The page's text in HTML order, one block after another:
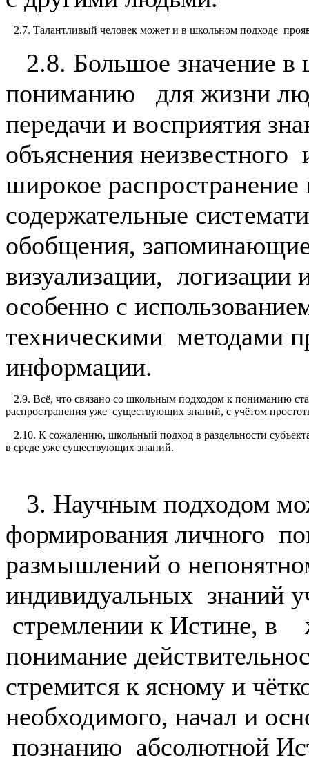
2.7. Талантливый человек может и в школьном подходе
2.8. Большое значение в
пониманию для жизни
передачи и восприятия
объяснения
широкое
содержательные
обобщения,
визуализации,
особенно с
техническими методами
информации.
2.9. Всё, что связано со школьным подходом к пониманию
распространения уже существующих знаний, с учётом
2.10. К сожалению, школьный подход в раздельности
в среде уже существующих знаний.
3. Научным подходом
формирования личного
размышлений о
индивидуальных знаний
стремлении к Истине, в
понимание
стремится к ясному и
необходимого, начал и
познанию абсолютной